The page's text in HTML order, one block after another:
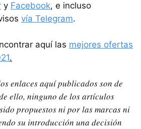
y Facebook, e incluso
vía Telegram.
aquí las mejores ofertas
.
enlaces aquí publicados son de
ello, ninguno de los artículos
propuestos ni por las marcas ni
su introducción una decisión